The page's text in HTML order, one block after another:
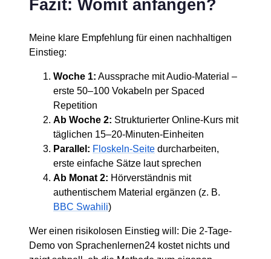
Fazit: Womit anfangen?
Meine klare Empfehlung für einen nachhaltigen
Einstieg:
Woche 1: Aussprache mit Audio-Material –
erste 50–100 Vokabeln per Spaced
Repetition
Ab Woche 2: Strukturierter Online-Kurs mit
täglichen 15–20-Minuten-Einheiten
Parallel: Floskeln-Seite durcharbeiten,
erste einfache Sätze laut sprechen
Ab Monat 2: Hörverständnis mit
authentischem Material ergänzen (z. B.
BBC Swahili)
Wer einen risikolosen Einstieg will: Die 2-Tage-
Demo von Sprachenlernen24 kostet nichts und